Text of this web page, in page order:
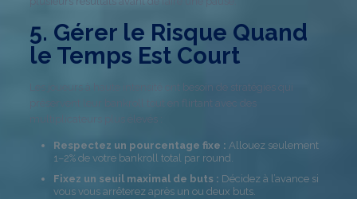
5. Gérer le Risque Quand
le Temps Est Court
Les joueurs à haute intensité ont besoin de stratégies qui
préservent leur bankroll tout en flirtant avec des
multiplicateurs plus élevés :
Respectez un pourcentage fixe : Allouez seulement
1–2% de votre bankroll total par round.
Fixez un seuil maximal de buts : Décidez à l’avance si
vous vous arrêterez après un ou deux buts.